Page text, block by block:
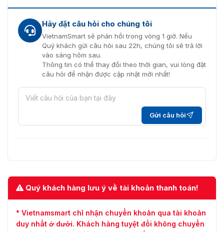
Hãy đặt câu hỏi cho chúng tôi
VietnamSmart sẽ phản hồi trong vòng 1 giờ. Nếu
Quý khách gửi câu hỏi sau 22h, chúng tôi sẽ trả lời
vào sáng hôm sau.
Thông tin có thể thay đổi theo thời gian, vui lòng đặt
câu hỏi để nhận được cập nhật mới nhất!
Gửi câu hỏi
Quý khách hàng lưu ý về tài khoản thanh toán!
* Vietnamsmart chỉ nhận chuyển khoản qua tài khoản
duy nhất ở dưới. Khách hàng tuyệt đối không chuyển